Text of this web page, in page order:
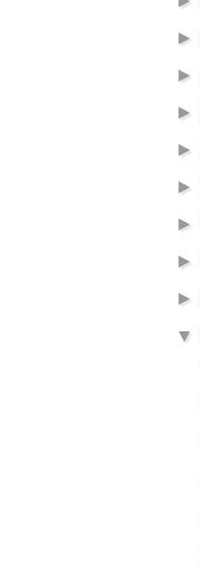
►
►
►
►
►
►
►
►
▼